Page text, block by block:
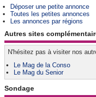
Déposer une petite annonce
Toutes les petites annonces
Les annonces par régions
Autres sites
N'hésitez pas à visiter nos
Le Mag de la Conso
Le Mag du Senior
Sondage